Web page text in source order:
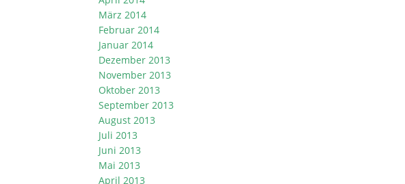
März 2014
Februar 2014
Januar 2014
Dezember 2013
November 2013
Oktober 2013
September 2013
August 2013
Juli 2013
Juni 2013
Mai 2013
April 2013